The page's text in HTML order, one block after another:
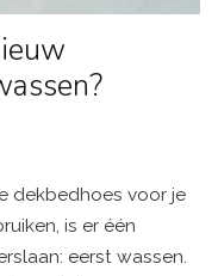
dekbedhoes voor je
is er één
eerst wassen.